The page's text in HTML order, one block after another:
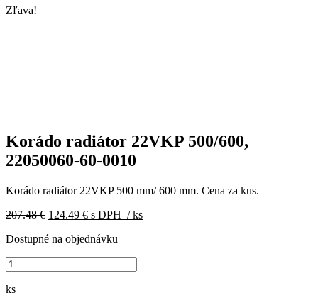
Zľava!
Korádo radiátor 22VKP 500/600,
22050060-60-0010
Korádo radiátor 22VKP 500 mm/ 600 mm. Cena za kus.
207.48€ Pôvodná
bola:
124.49 €Aktuálna
je:
s DPH / ks
Dostupné na objednávku
množstvo
Korádo
radiátor
ks